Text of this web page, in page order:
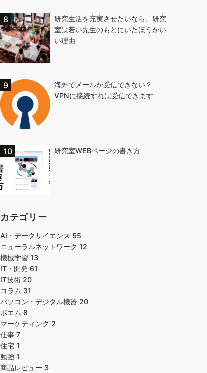
研究生活を充実させたいなら、研究
室は若い先生のもとにいたほうがい
い理由
海外でメールが受信できない？
VPNに接続すれば受信できます
研究室WEBページの書き方
カテゴリー
AI・データサイエンス 55
ニューラルネットワーク 12
機械学習 13
IT・開発 61
IT技術 20
コラム 31
パソコン・デジタル機器 20
ポエム 8
マーケティング 2
仕事 7
住宅 1
勉強 1
商品レビュー 3